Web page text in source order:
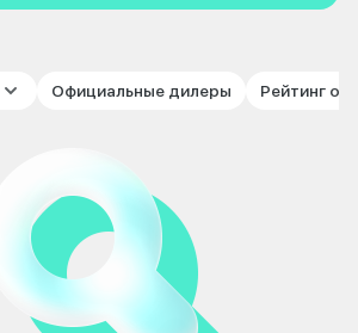
Официальные дилеры Рейтинг